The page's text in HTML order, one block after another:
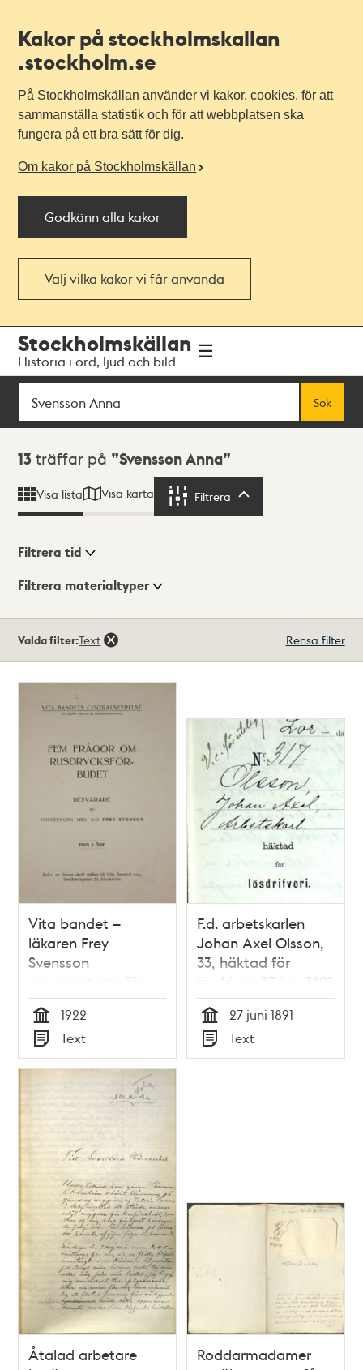
Kakor på stockholmskallan
.stockholm.se
På Stockholmskällan använder vi kakor, cookies, för att
sammanställa statistik och för att webbplatsen ska
fungera på ett bra sätt för dig.
Om kakor på Stockholmskällan
Godkänn alla kakor
Välj vilka kakor vi får använda
navigationen
huvudinnehållet
Stockholmskällan
Historia i ord, ljud och bild
Sök
Sök
Sökresultat
13 träffar på Svensson Anna
Visa lista Visa karta Filtrera
Visningsläge
Filtrera tid
Filtrera materialtyper
träffar
Valda filter:Text Rensa filter
Vita bandet –
läkaren Frey
Svensson
argumenterar för
alkoholförbud1922
Tid
1922
Typ
Text
F.d. arbetskarlen
Johan Axel Olsson,
33, häktad för
lösdriveri 27 juni 1891
- förhörsprotokoll
Tid
27 juni 1891
Typ
Text
Åtalad arbetare
Roddarmadamer